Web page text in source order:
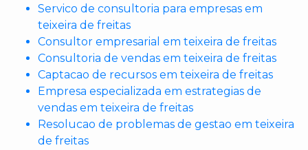
Servico de consultoria para empresas em
teixeira de freitas
Consultor empresarial em teixeira de freitas
Consultoria de vendas em teixeira de freitas
Captacao de recursos em teixeira de freitas
Empresa especializada em estrategias de
vendas em teixeira de freitas
Resolucao de problemas de gestao em teixeira
de freitas